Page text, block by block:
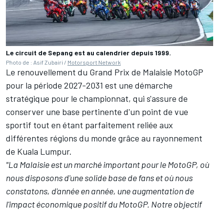
Le circuit de Sepang est au calendrier depuis 1999.
Photo de : Asif Zubairi / Motorsport Network
Le renouvellement du Grand Prix de Malaisie MotoGP
pour la période 2027-2031 est une démarche
stratégique pour le championnat, qui s'assure de
conserver une base pertinente d'un point de vue
sportif tout en étant parfaitement reliée aux
différentes régions du monde grâce au rayonnement
de Kuala Lumpur.
"La Malaisie est un marché important pour le MotoGP, où
nous disposons d'une solide base de fans et où nous
constatons, d'année en année, une augmentation de
l'impact économique positif du MotoGP. Notre objectif